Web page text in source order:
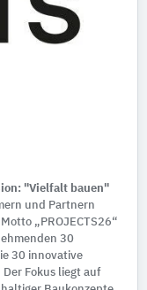
"Vielfalt bauen"
und Partnern
„PROJECTS26“
30
30 innovative
Fokus liegt auf